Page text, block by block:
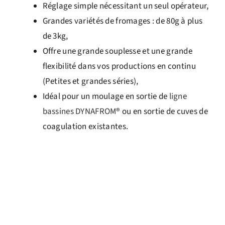
Réglage simple nécessitant un seul opérateur,
Grandes variétés de fromages : de 80g à plus
de 3kg,
Offre une grande souplesse et une grande
flexibilité dans vos productions en continu
(Petites et grandes séries),
Idéal pour un moulage en sortie de ligne
bassines DYNAFROM® ou en sortie de cuves de
coagulation existantes.